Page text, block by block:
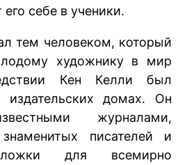
себе в ученики.
тем человеком, который
художнику в мир
Кен Келли был
издательских домах. Он
журналами,
писателей и
для всемирно